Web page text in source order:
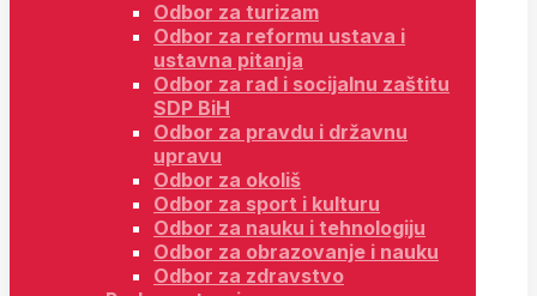
Odbor za turizam
Odbor za reformu ustava i
ustavna pitanja
Odbor za rad i socijalnu zaštitu
SDP BiH
Odbor za pravdu i državnu
upravu
Odbor za okoliš
Odbor za sport i kulturu
Odbor za nauku i tehnologiju
Odbor za obrazovanje i nauku
Odbor za zdravstvo